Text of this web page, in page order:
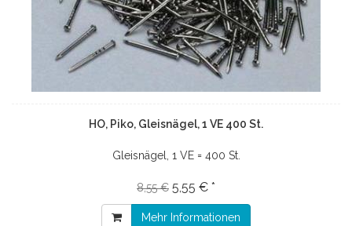
HO, Piko, Gleisnägel, 1 VE 400 St.
Gleisnägel, 1 VE = 400 St.
8,55 € 5,55 € *
Mehr Informationen